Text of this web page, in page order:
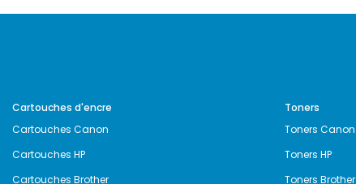
Cartouches d'encre
Cartouches Canon
Cartouches HP
Cartouches Brother
Toners
Toners Canon
Toners HP
Toners Brother